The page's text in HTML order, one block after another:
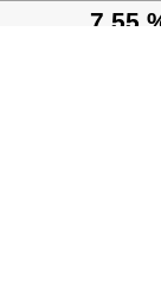
7,55